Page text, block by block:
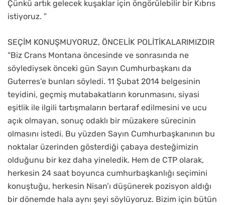
Çünkü artık gelecek kuşaklar için öngörülebilir bir Kıbrıs
istiyoruz. ”
SEÇİM KONUŞMUYORUZ, ÖNCELİK POLİTİKALARIMIZDIR
“Biz Crans Montana öncesinde ve sonrasında ne
söylediysek önceki gün Sayın Cumhurbaşkanı da
Guterres’e bunları söyledi. 11 Şubat 2014 belgesinin
teyidini, geçmiş mutabakatların korunmasını, siyasi
eşitlik ile ilgili tartışmaların bertaraf edilmesini ve ucu
açık olmayan, sonuç odaklı bir müzakere sürecinin
olmasını istedi. Bu yüzden Sayın Cumhurbaşkanının bu
noktalar üzerinden gösterdiği çabaya desteğimizin
olduğunu bir kez daha yineledik. Hem de CTP olarak,
herkesin 24 saat boyunca cumhurbaşkanlığı seçimini
konuştuğu, herkesin Nisan’ı düşünerek pozisyon aldığı
bir dönemde hala aynı şeyi söylüyoruz. Bizim için bütün